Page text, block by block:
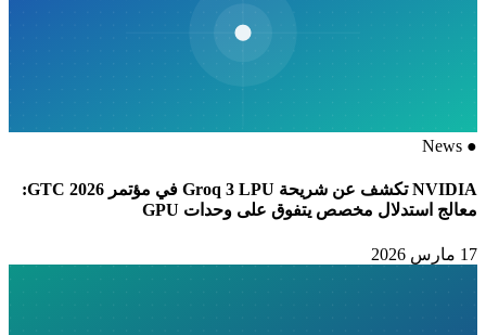
●
News
NVIDIA تكشف عن شريحة Groq 3 LPU في مؤتمر GTC 2026:
معالج استدلال مخصص يتفوق على وحدات GPU
17 مارس 2026